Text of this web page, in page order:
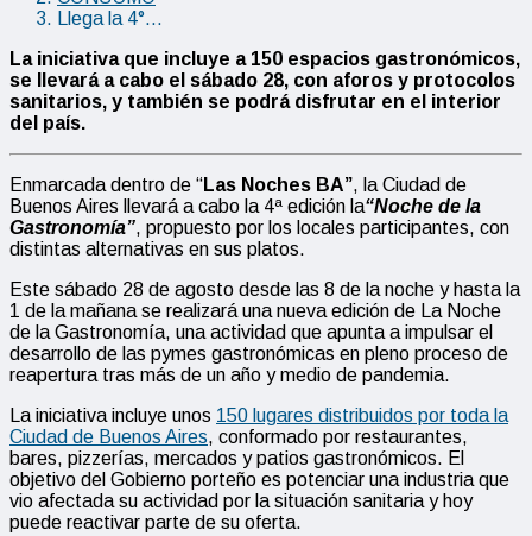
Llega la 4°…
La iniciativa que incluye a 150 espacios gastronómicos,
se llevará a cabo el sábado 28, con aforos y protocolos
sanitarios, y también se podrá disfrutar en el interior
del país.
Enmarcada dentro de “Las Noches BA”, la Ciudad de
Buenos Aires llevará a cabo la 4ª edición la“Noche de la
Gastronomía”, propuesto por los locales participantes, con
distintas alternativas en sus platos.
Este sábado 28 de agosto desde las 8 de la noche y hasta la
1 de la mañana se realizará una nueva edición de La Noche
de la Gastronomía, una actividad que apunta a impulsar el
desarrollo de las pymes gastronómicas en pleno proceso de
reapertura tras más de un año y medio de pandemia.
La iniciativa incluye unos 150 lugares distribuidos por toda la
Ciudad de Buenos Aires, conformado por restaurantes,
bares, pizzerías, mercados y patios gastronómicos. El
objetivo del Gobierno porteño es potenciar una industria que
vio afectada su actividad por la situación sanitaria y hoy
puede reactivar parte de su oferta.